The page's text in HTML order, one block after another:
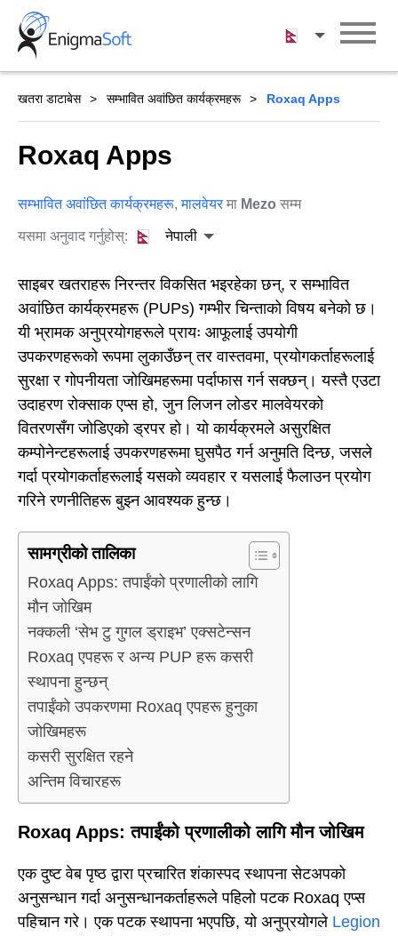
Skip
content
नेपाली
खतरा डाटाबेस सम्भावित अवांछित कार्यक्रमहरू Roxaq Apps
Roxaq Apps
सम्भावित अवांछित कार्यक्रमहरू,मालवेयर मा Mezo सम्म
यसमा अनुवाद गर्नुहोस्: नेपाली
साइबर खतराहरू निरन्तर विकसित भइरहेका छन्, र सम्भावित
अवांछित कार्यक्रमहरू (PUPs) गम्भीर चिन्ताको विषय बनेको छ।
यी भ्रामक अनुप्रयोगहरूले प्रायः आफूलाई उपयोगी
उपकरणहरूको रूपमा लुकाउँछन् तर वास्तवमा, प्रयोगकर्ताहरूलाई
सुरक्षा र गोपनीयता जोखिमहरूमा पर्दाफास गर्न सक्छन्। यस्तै एउटा
उदाहरण रोक्साक एप्स हो, जुन लिजन लोडर मालवेयरको
वितरणसँग जोडिएको ड्रपर हो। यो कार्यक्रमले असुरक्षित
कम्पोनेन्टहरूलाई उपकरणहरूमा घुसपैठ गर्न अनुमति दिन्छ, जसले
गर्दा प्रयोगकर्ताहरूलाई यसको व्यवहार र यसलाई फैलाउन प्रयोग
गरिने रणनीतिहरू बुझ्न आवश्यक हुन्छ।
सामग्रीको तालिका
Roxaq Apps: तपाईंको प्रणालीको लागि
मौन जोखिम
नक्कली ‘सेभ टु गुगल ड्राइभ’ एक्सटेन्सन
Roxaq एपहरू र अन्य PUP हरू कसरी
स्थापना हुन्छन्
तपाईंको उपकरणमा Roxaq एपहरू हुनुका
जोखिमहरू
कसरी सुरक्षित रहने
अन्तिम विचारहरू
Roxaq Apps: तपाईंको प्रणालीको लागि मौन जोखिम
एक दुष्ट वेब पृष्ठ द्वारा प्रचारित शंकास्पद स्थापना सेटअपको
अनुसन्धान गर्दा अनुसन्धानकर्ताहरूले पहिलो पटक Roxaq एप्स
पहिचान गरे। एक पटक स्थापना भएपछि, यो अनुप्रयोगले Legion